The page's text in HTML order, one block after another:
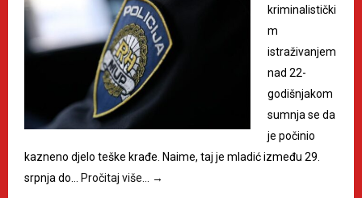
kriminalistički
m
istraživanjem
nad 22-
godišnjakom
sumnja se da
je počinio
kazneno djelo teške krađe. Naime, taj je mladić između 29.
srpnja do… Pročitaj više… →